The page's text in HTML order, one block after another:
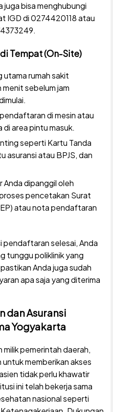
juga bisa menghubungi
IGD di 0274420118 atau
Tempat (On-Site)
rumah sakit
sebelum jam
di mesin atau
area pintu masuk.
seperti Kartu Tanda
asuransi atau BPJS, dan
Anda dipanggil oleh
pencetakan Surat
atau nota pendaftaran
pendaftaran selesai, Anda
tunggu poliklinik yang
Anda juga sudah
apa saja yang diterima
dan Asuransi
Yogyakarta
pemerintah daerah,
memberikan akses
tidak perlu khawatir
ini telah bekerja sama
nasional seperti